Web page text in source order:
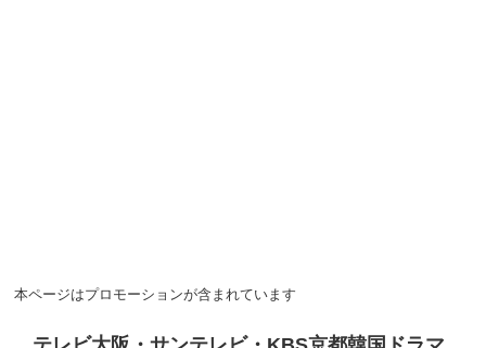
本ページはプロモーションが含まれています